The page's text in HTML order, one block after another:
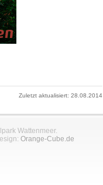
Zuletzt aktualisiert: 28.08.2014
Wattenmeer.
Orange-Cube.de